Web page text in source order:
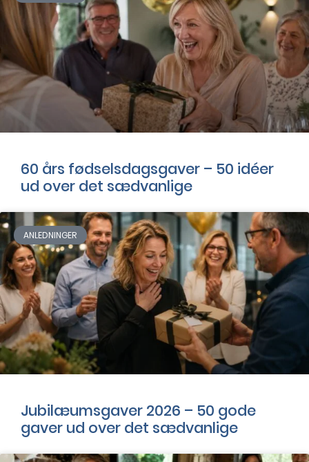
60 års fødselsdagsgaver – 50 idéer
ud over det sædvanlige
ANLEDNINGER
Jubilæumsgaver 2026 – 50 gode
gaver ud over det sædvanlige